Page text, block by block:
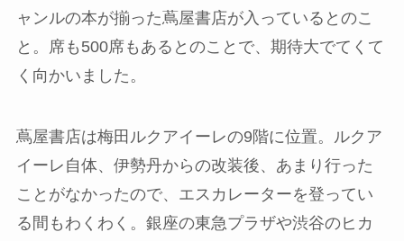
ャンルの本が揃った蔦屋書店が入っているとのこ
と。席も500席もあるとのことで、期待大でてくて
く向かいました。
蔦屋書店は梅田ルクアイーレの9階に位置。ルクア
イーレ自体、伊勢丹からの改装後、あまり行った
ことがなかったので、エスカレーターを登ってい
る間もわくわく。銀座の東急プラザや渋谷のヒカ